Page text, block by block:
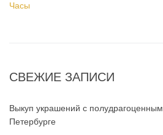
Часы
СВЕЖИЕ ЗАПИСИ
Выкуп украшений с
Петербурге